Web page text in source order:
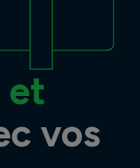
et
vos